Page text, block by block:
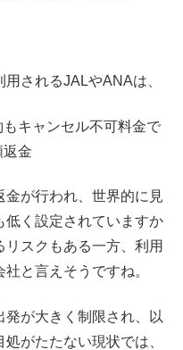
されるJALやANAは、
キャンセル不可料金で
金
金が行われ、世界的に見
低く設定されていますか
スクもある一方、利用
と言えそうですね。
が大きく制限され、以
がたたない現状では、